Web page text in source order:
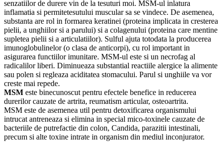
senzatiilor de durere vin de la tesuturi moi. MSM-ul inlatura
inflamatia si permitetesutului muscular sa se vindece. De asemenea,
substanta are rol in formarea keratinei (proteina implicata in cresterea
pielii, a unghiilor si a parului) si a colagenului (proteina care mentine
supletea pielii si a articulatiilor). Sulful ajuta totodata la producerea
imunoglobulinelor (o clasa de anticorpi), cu rol important in
asigurarea functiilor imunitare. MSM-ul este si un necrofag al
radicalilor liberi. Diminueaza substantial reactiile alergice la alimente
sau polen si regleaza aciditatea stomacului. Parul si unghiile va vor
creste mai repede.
MSM este binecunoscut pentru efectele benefice in reducerea
durerilor cauzate de artrita, reumatism articular, osteoartrita.
MSM este de asemenea util pentru detoxificarea organismului
intrucat antreneaza si elimina in special mico-toxinele cauzate de
bacteriile de putrefactie din colon, Candida, parazitii intestinali,
precum si alte toxine intrate in organism din mediul inconjurator.